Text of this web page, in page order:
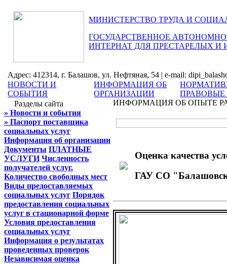
МИНИСТЕРСТВО ТРУДА И
ГОСУДАРСТВЕННОЕ
ИНТЕРНАТ ДЛЯ ПРЕСТАРЕЛЫХ И
Адрес: 412314, г. Балашов, ул. Нефтяная, 54 | e-mail:
НОВОСТИ И
СОБЫТИЯ
ИНФОРМАЦИЯ ОБ
ОРГАНИЗАЦИИ
Разделы сайта
» Новости и события
» Паспорт поставщика
социальных услуг
Информация об организации
Документы ПЛАТНЫЕ
УСЛУГИ Численность
получателей услуг.
Количество свободных мест
Виды предоставляемых
социальных услуг Порядок
предоставления социальных
услуг в стационарной форме
Условия предоставления
социальных услуг
Информация о результатах
проведенных проверок
Независимая оценка
ИНФОРМАЦИЯ ОБ ОПЫТЕ
Оценка качества
ГАУ СО